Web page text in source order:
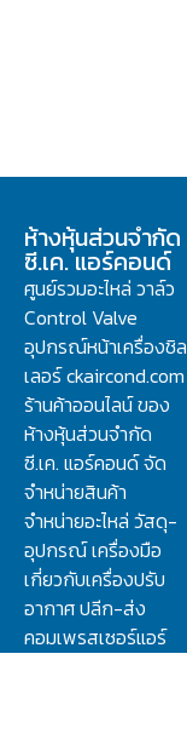
ห้างหุ้นส่วนจำกัด
ซี.เค. แอร์คอนด์
ศูนย์รวมอะไหล่ วาล์ว
Control Valve
อุปกรณ์หน้าเครื่องชิล
เลอร์ ckaircond.com
ร้านค้าออนไลน์ ของ
ห้างหุ้นส่วนจำกัด
ซี.เค. แอร์คอนด์ จัด
จำหน่ายสินค้า
จำหน่ายอะไหล่ วัสดุ-
อุปกรณ์ เครื่องมือ
เกี่ยวกับเครื่องปรับ
อากาศ ปลีก-ส่ง
คอมเพรสเซอร์แอร์